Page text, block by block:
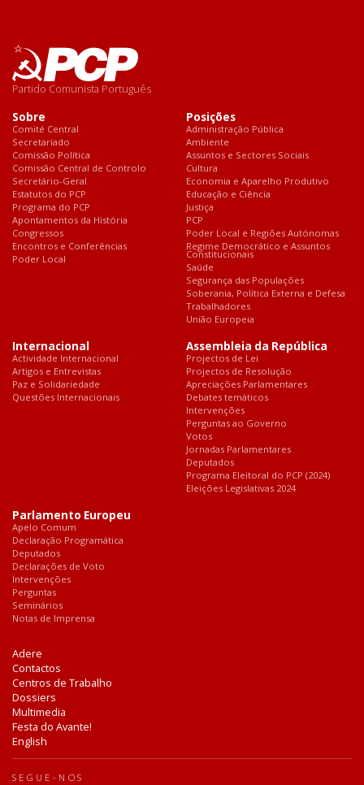
Partido Comunista Português
Sobre
Comité Central
Secretariado
Comissão Política
Comissão Central de Controlo
Secretário-Geral
Estatutos do PCP
Programa do PCP
Apontamentos da História
Congressos
Encontros e Conferências
Poder Local
Posições
Administração Pública
Ambiente
Assuntos e Sectores Sociais
Cultura
Economia e Aparelho Produtivo
Educação e Ciência
Justiça
PCP
Poder Local e Regiões Autónomas
Regime Democrático e Assuntos
Constitucionais
Saúde
Segurança das Populações
Soberania, Política Externa e Defesa
Trabalhadores
União Europeia
Internacional
Actividade Internacional
Artigos e Entrevistas
Paz e Solidariedade
Questões Internacionais
Assembleia da República
Projectos de Lei
Projectos de Resolução
Apreciações Parlamentares
Debates temáticos
Intervenções
Perguntas ao Governo
Votos
Jornadas Parlamentares
Deputados
Programa Eleitoral do PCP (2024)
Eleições Legislativas 2024
Parlamento Europeu
Apelo Comum
Declaração Programática
Deputados
Declarações de Voto
Intervenções
Perguntas
Seminários
Notas de Imprensa
Adere
Contactos
Centros de Trabalho
Dossiers
Multimedia
Festa do Avante!
English
SEGUE-NOS